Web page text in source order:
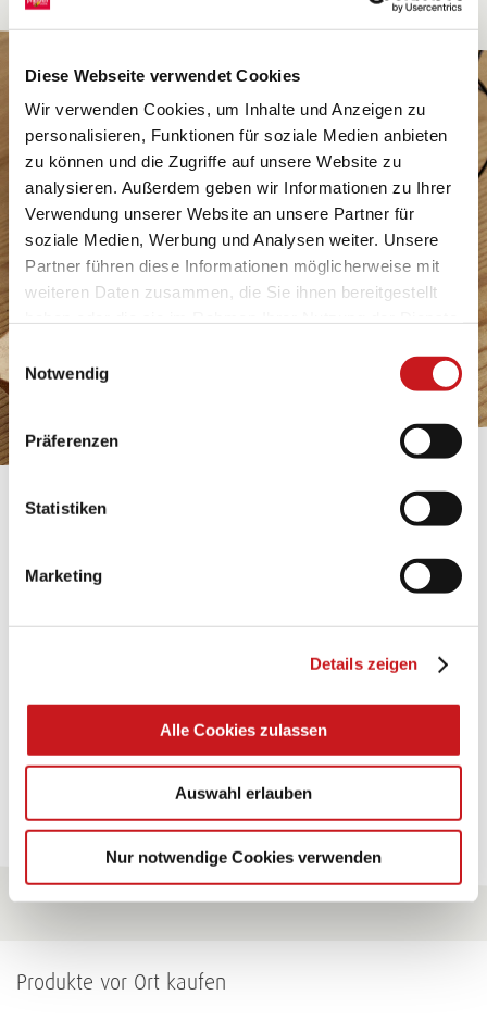
Diese Webseite verwendet Cookies
Wir verwenden Cookies, um Inhalte und Anzeigen zu
personalisieren, Funktionen für soziale Medien anbieten
zu können und die Zugriffe auf unsere Website zu
analysieren. Außerdem geben wir Informationen zu Ihrer
Verwendung unserer Website an unsere Partner für
soziale Medien, Werbung und Analysen weiter. Unsere
Partner führen diese Informationen möglicherweise mit
weiteren Daten zusammen, die Sie ihnen bereitgestellt
Datenschutzhinweisen
mehr darüber, wer wir sind, wie
personenbezogene Daten verarbeiten. Hier geht’s zum
Impressum.
Einwilligungsauswahl
Notwendig
Präferenzen
Statistiken
Marketing
Details zeigen
Alle Cookies zulassen
Auswahl erlauben
Nur notwendige Cookies verwenden
bekleben, bemalen, falten... und für viele
Zu allen Tipps
Produkte vor Ort kaufen